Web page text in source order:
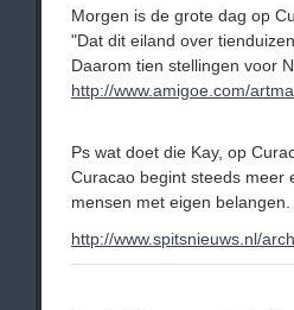
Morgen is de grote dag op
"Dat dit eiland over
Daarom tien stellingen voor
http://www.amigoe.com/
Ps wat doet die Kay, op
Curacao begint steeds meer
mensen met eigen belangen.
http://www.spitsnieuws.nl/